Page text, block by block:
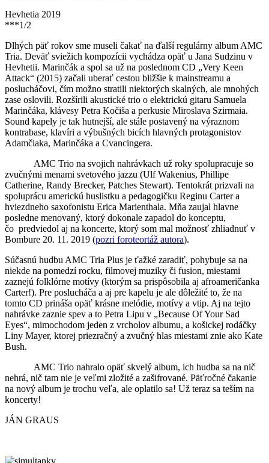
Hevhetia 2019
***1/2
Dlhých päť rokov sme museli čakať na ďalší regulárny album AMC
Tria. Deväť sviežich kompozícii vychádza opäť u Jana Sudzinu v
Hevhetii. Marinčák a spol sa už na poslednom CD „Very Keen
Attack“ (2015) začali uberať cestou bližšie k mainstreamu a
poslucháčovi, čím možno stratili niektorých skalných, ale mnohých
zase oslovili. Rozšírili akustické trio o elektrickú gitaru Samuela
Marinčáka, klávesy Petra Kočiša a perkusie Miroslava Szirmaia.
Sound kapely je tak hutnejší, ale stále postavený na výraznom
kontrabase, klavíri a výbušných bicích hlavných protagonistov
Adamčiaka, Marinčáka a Cvancingera.
AMC Trio na svojich nahrávkach už roky spolupracuje so
zvučnými menami svetového jazzu (Ulf Wakenius, Phillipe
Catherine, Randy Brecker, Patches Stewart). Tentokrát prizvali na
spoluprácu americkú huslistku a pedagogičku Reginu Carter a
hviezdneho saxofonistu Erica Marienthala. Mňa zaujal hlavne
posledne menovaný, ktorý dokonale zapadol do konceptu,
čo predviedol aj na koncerte, ktorý som mal možnosť zhliadnuť v
Bombure 20. 11. 2019 (pozri foroteortáž autora).
Súčasnú hudbu AMC Tria Plus je ťažké zaradiť, pohybuje sa na
niekde na pomedzí rocku, filmovej muziky či fusion, miestami
zaznejú folklórne motívy (ktorým sa prispôsobila aj afroameričanka
Carter!). Pre poslucháča a aj pre kapelu je ale dôležité to, že na
tomto CD prináša opäť krásne melódie, motívy a vtip. Aj na tejto
nahrávke zaznie spev a to Petra Lipu v „Because Of Your Sad
Eyes“, mimochodom jeden z vrcholov albumu, a košickej rodáčky
Liny Mayer, ktorej priezračný a zvučný hlas miestami znie ako Kate
Bush.
AMC Trio nahralo opäť skvelý album, ich hudba sa na nič
nehrá, nič tam nie je veľmi zložité a zašifrované. Päťročné čakanie
na nový album je trochu veľa, ale oplatilo sa! Už teraz sa teším na
koncerty!
JÁN GRAUS